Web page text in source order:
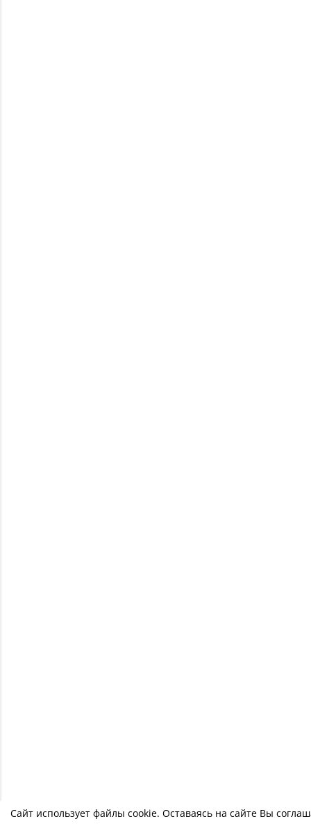
Сайт использует файлы cookie. Оставаясь на сайте Вы